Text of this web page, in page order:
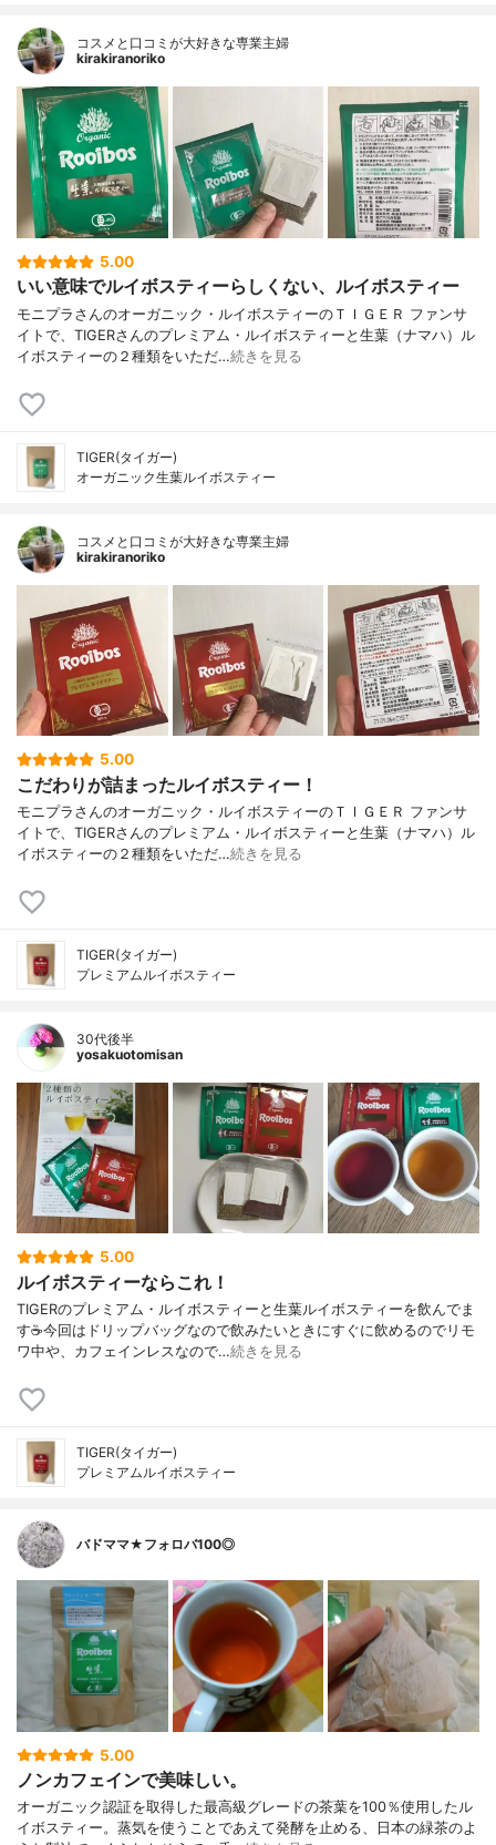
コスメと口コミが大好きな専業主婦
kirakiranoriko
5.00
いい意味でルイボスティーらしくない、ルイボスティー
モニプラさんのオーガニック・ルイボスティーのＴＩＧＥＲ ファンサ
イトで、TIGERさんのプレミアム・ルイボスティーと生葉（ナマハ）ル
イボスティーの２種類をいただ…続きを見る
TIGER(タイガー)
オーガニック生葉ルイボスティー
コスメと口コミが大好きな専業主婦
kirakiranoriko
5.00
こだわりが詰まったルイボスティー！
モニプラさんのオーガニック・ルイボスティーのＴＩＧＥＲ ファンサ
イトで、TIGERさんのプレミアム・ルイボスティーと生葉（ナマハ）ル
イボスティーの２種類をいただ…続きを見る
TIGER(タイガー)
プレミアムルイボスティー
30代後半
yosakuotomisan
5.00
ルイボスティーならこれ！
TIGERのプレミアム・ルイボスティーと生葉ルイボスティーを飲んでま
す☕今回はドリップバッグなので飲みたいときにすぐに飲めるのでリモ
ワ中や、カフェインレスなので…続きを見る
TIGER(タイガー)
プレミアムルイボスティー
バドママ★フォロバ100◎
5.00
ノンカフェインで美味しい。
オーガニック認証を取得した最高級グレードの茶葉を100％使用したル
イボスティー。蒸気を使うことであえて発酵を止める、日本の緑茶のよ